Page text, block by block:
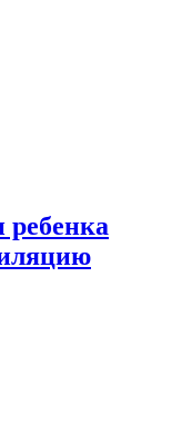
ребенка